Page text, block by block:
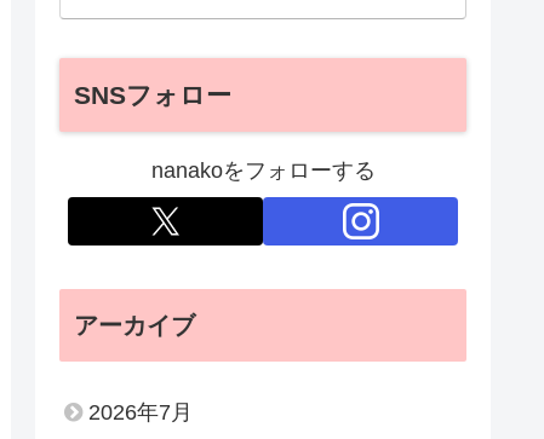
SNSフォロー
nanakoをフォローする
アーカイブ
2026年7月